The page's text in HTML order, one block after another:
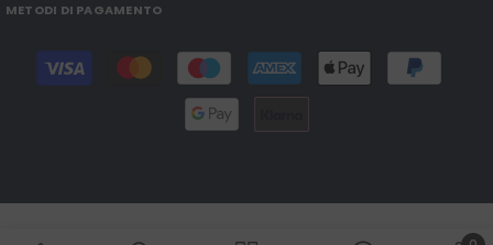
METODI DI PAGAMENTO
Modalità
pagamento